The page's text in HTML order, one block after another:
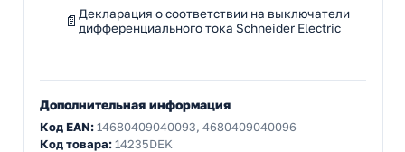
Декларация о соответствии на выключатели
дифференциального тока Schneider Electric
Дополнительная информация
Код EAN:14680409040093, 4680409040096
Код товара:14235DEK